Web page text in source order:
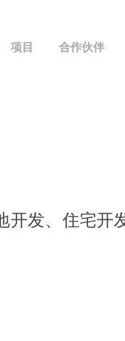
项目 合作伙伴
开发、住宅开